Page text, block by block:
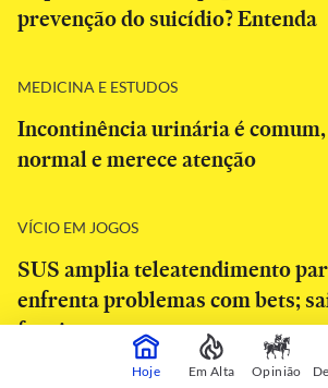
prevenção do suicídio? Entenda
MEDICINA E ESTUDOS
Incontinência urinária é comum,
normal e merece atenção
VÍCIO EM JOGOS
SUS amplia teleatendimento
enfrenta problemas com bets;
funciona
Hoje Em Alta Opinião